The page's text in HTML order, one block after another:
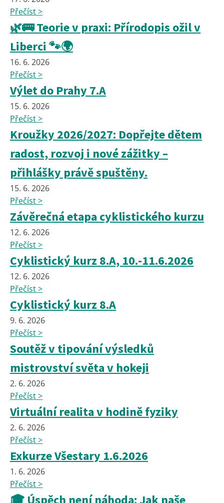
Přečíst >
🌿🚌 Teorie v praxi: Přírodopis ožil v
Liberci 🐾🌍
16. 6. 2026
Přečíst >
Výlet do Prahy 7.A
15. 6. 2026
Přečíst >
Kroužky 2026/2027: Dopřejte dětem
radost, rozvoj i nové zážitky –
přihlášky právě spuštěny.
15. 6. 2026
Přečíst >
Závěrečná etapa cyklistického kurzu
12. 6. 2026
Přečíst >
Cyklistický kurz 8.A, 10.-11.6.2026
12. 6. 2026
Přečíst >
Cyklistický kurz 8.A
9. 6. 2026
Přečíst >
Soutěž v tipování výsledků
mistrovství světa v hokeji
2. 6. 2026
Přečíst >
Virtuální realita v hodině fyziky
2. 6. 2026
Přečíst >
Exkurze Všestary 1.6.2026
1. 6. 2026
Přečíst >
🎓 Úspěch není náhoda: Jak naše